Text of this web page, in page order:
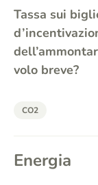
Tassa sui
volo breve?
CO2
Energia